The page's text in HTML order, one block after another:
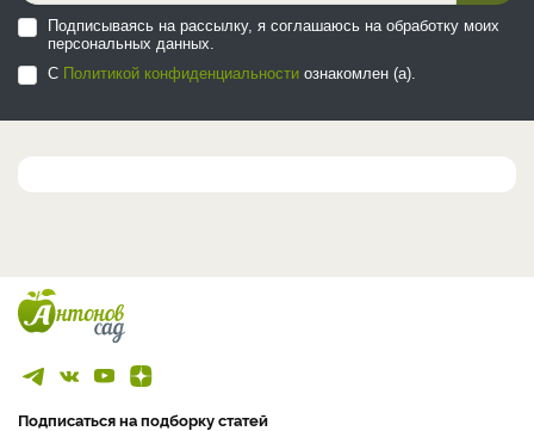
Подписываясь на рассылку, я соглашаюсь на обработку моих
персональных данных.
С Политикой конфиденциальности ознакомлен (а).
Подписаться на подборку статей